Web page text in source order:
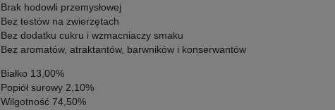
Brak hodowli przemysłowej
Bez testów na zwierzętach
Bez dodatku cukru i wzmacniaczy smaku
Bez aromatów, atraktantów, barwników i konserwantów
Białko 13,00%
Popiół surowy 2,10%
Wilgotność 74,50%